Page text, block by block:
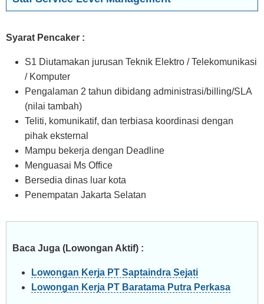
Syarat Pencaker :
S1 Diutamakan jurusan Teknik Elektro / Telekomunikasi
/ Komputer
Pengalaman 2 tahun dibidang administrasi/billing/SLA
(nilai tambah)
Teliti, komunikatif, dan terbiasa koordinasi dengan
pihak eksternal
Mampu bekerja dengan Deadline
Menguasai Ms Office
Bersedia dinas luar kota
Penempatan Jakarta Selatan
Baca Juga (Lowongan Aktif) :
Lowongan Kerja PT Saptaindra Sejati
Lowongan Kerja PT Baratama Putra Perkasa